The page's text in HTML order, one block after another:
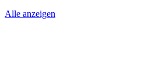
Alle anzeigen